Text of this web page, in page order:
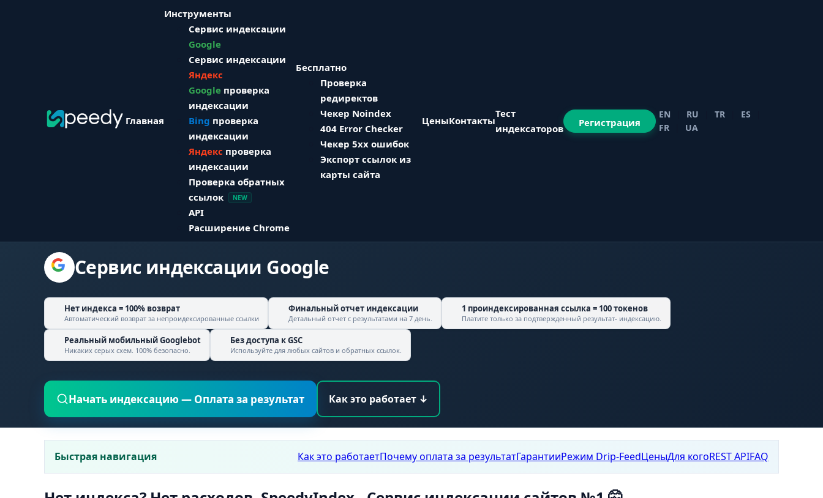
Главная
Инструменты
Сервис индексации
Google
Сервис индексации
Яндекс
Google проверка
индексации
Bing проверка
индексации
Яндекс проверка
индексации
Проверка обратных
ссылок
NEW
API
Расширение Chrome
Бесплатно
Проверка
редиректов
Чекер Noindex
404 Error Checker
Чекер 5xx ошибок
Экспорт ссылок из
карты сайта
ЦеныКонтакты
Тест
индексаторов
Регистрация
EN RU TR ES
FR
UA
Сервис индексации Google
Нет индекса = 100% возврат
Автоматический возврат за непроидексированные ссылки
Финальный отчет индексации
Детальный отчет с результатами на 7 день.
1 проиндексированная ссылка = 100 токенов
Платите только за подтвержденный результат- индексацию.
Реальный мобильный Googlebot
Никаких серых схем. 100% безопасно.
Без доступа кGSC
Используйте для любых сайтов и обратных ссылок.
Начать индексацию — Оплата за результат Как это работает ↓
Быстрая навигация Как это работаетПочему оплата за результатГарантииРежим Drip-FeedЦеныДля когоREST APIFAQ